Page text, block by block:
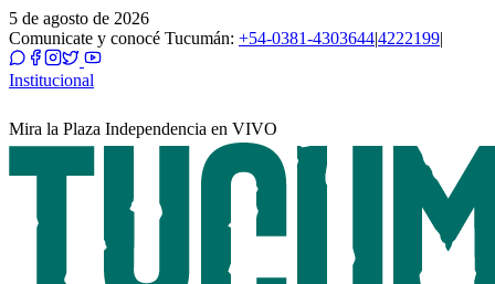
5 de agosto de 2026
Comunicate y conocé Tucumán: +54-0381-4303644|4222199|
Institucional
Mira la Plaza Independencia en VIVO